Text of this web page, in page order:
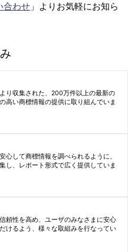
合わせ 」よりお気軽にお知ら
り収集された、200万件以上の最新の
高い商標情報の提供に取り組んでいま
心して商標情報を調べられるように、
し、レポート形式で広く提供していま
頼性を高め、ユーザのみなさまに安心
けるよう、様々な取組みを行なってい